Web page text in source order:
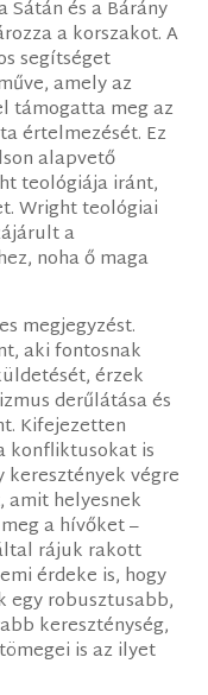
és a Bárány
a korszakot. A
segítséget
amely az
támogatta meg az
értelmezését. Ez
alapvető
teológiája iránt,
Wright teológiai
a
noha ő maga
megjegyzést.
aki fontosnak
érzek
derűlátása és
Kifejezetten
konfliktusokat is
végre
amit helyesnek
a hívőket –
rájuk rakott
érdeke is, hogy
egy robusztusabb,
kereszténység,
is az ilyet